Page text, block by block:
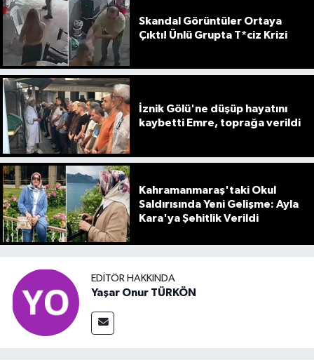
Skandal Görüntüler Ortaya
Çıktı! Ünlü Grupta T*ciz Krizi
İznik Gölü'ne düşüp hayatını
kaybetti Emre, toprağa verildi
Kahramanmaraş'taki Okul
Saldırısında Yeni Gelişme: Ayla
Kara'ya Şehitlik Verildi
EDITÖR HAKKINDA
Yaşar Onur TÜRKÖN